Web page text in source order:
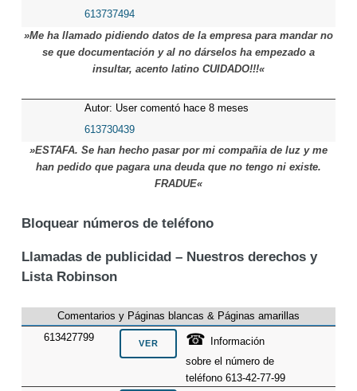
7 meses
613737494
»Me ha llamado pidiendo datos de la empresa para mandar no
se que documentación y al no dárselos ha empezado a
insultar, acento latino CUIDADO!!!«
Autor: User comentó hace 8 meses
613730439
»ESTAFA. Se han hecho pasar por mi compañia de luz y me
han pedido que pagara una deuda que no tengo ni existe.
FRADUE«
Bloquear números de teléfono
Llamadas de publicidad – Nuestros derechos y
Lista Robinson
Comentarios y Páginas blancas & Páginas amarillas
613427799
☎ Información
sobre el número de
teléfono 613-42-77-99